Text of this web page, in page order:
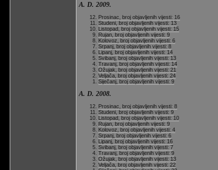
A. D. 2009.
Prosinac, broj objavljenih vijesti: 16
Studeni, broj objavljenih vijesti: 13
Listopad, broj objavljenih vijesti: 15
Rujan, broj objavljenih vijesti: 9
Kolovoz, broj objavljenih vijesti: 6
Srpanj, broj objavljenih vijesti: 8
Lipanj, broj objavljenih vijesti: 14
Svibanj, broj objavljenih vijesti: 13
Travanj, broj objavljenih vijesti: 14
Ožujak, broj objavljenih vijesti: 21
Veljača, broj objavljenih vijesti: 24
Siječanj, broj objavljenih vijesti: 9
A. D. 2008.
Prosinac, broj objavljenih vijesti: 8
Studeni, broj objavljenih vijesti: 9
Listopad, broj objavljenih vijesti: 10
Rujan, broj objavljenih vijesti: 9
Kolovoz, broj objavljenih vijesti: 4
Srpanj, broj objavljenih vijesti: 6
Lipanj, broj objavljenih vijesti: 16
Svibanj, broj objavljenih vijesti: 7
Travanj, broj objavljenih vijesti: 9
Ožujak, broj objavljenih vijesti: 13
Veljača, broj objavljenih vijesti: 22